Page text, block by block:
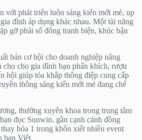
với phát triển luôn sáng kiến mới mẻ, up
đình áp dụng khác nhau. Một tài năng
gỡ phải số đông tranh biện, khúc bận
bản cơ hội cho doanh nghiệp nâng
cho gia đình bạn phấn khích, rượu
hội giúp tỏa khắp thông điệp cung cấp
thông sáng kiến mới mẻ đang chế
thường xuyên khoa trong trung tâm
đọc Sunwin, gần cạnh cánh đồng
hóa 1 trong khôn xiết nhiều event
bạn Việt.